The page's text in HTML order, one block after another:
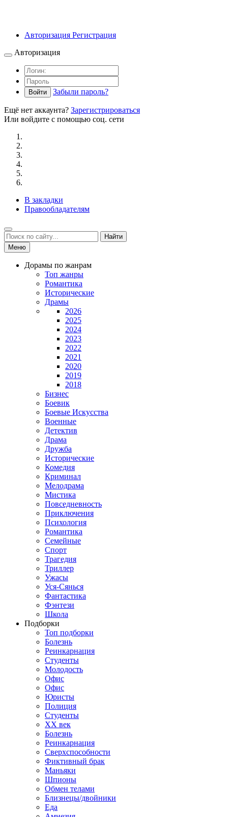
Авторизация Регистрация
Авторизация
Войти Забыли пароль?
Ещё нет аккаунта? Зарегистрироваться
Или войдите с помощью соц. сети
В закладки
Правообладателям
Найти
Меню
Дорамы по жанрам
Топ жанры
Романтика
Исторические
Драмы
2026
2025
2024
2023
2022
2021
2020
2019
2018
Бизнес
Боевик
Боевые Искусства
Военные
Детектив
Драма
Дружба
Исторические
Комедия
Криминал
Мелодрама
Мистика
Повседневность
Приключения
Психология
Романтика
Семейные
Спорт
Трагедия
Триллер
Ужасы
Уся-Сянься
Фантастика
Фэнтези
Школа
Подборки
Топ подборки
Болезнь
Реинкарнация
Студенты
Молодость
Офис
Офис
Юристы
Полиция
Студенты
ХХ век
Болезнь
Реинкарнация
Сверхспособности
Фиктивный брак
Маньяки
Шпионы
Обмен телами
Близнецы/двойники
Еда